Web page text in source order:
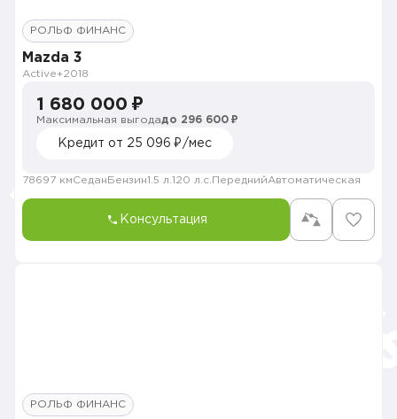
РОЛЬФ ФИНАНС
Mazda 3
Active+2018
1 680 000 ₽
Максимальная выгодадо 296 600 ₽
Кредит от 25 096 ₽/мес
78697 кмСедан Бензин1.5 л. 120 л.с. ПереднийАвтоматическая
Консультация
РОЛЬФ ФИНАНС